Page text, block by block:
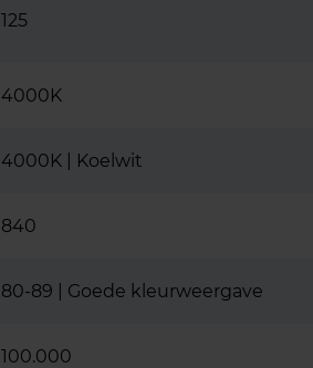
125
4000K
4000K | Koelwit
840
80-89 | Goede kleurweergave
100.000